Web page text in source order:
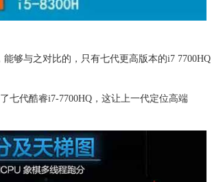
够与之对比的，只有七代更高版本的i7 7700HQ
七代酷睿i7-7700HQ，这让上一代定位高端